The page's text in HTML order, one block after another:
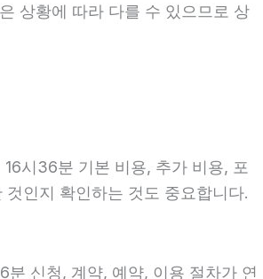
상황에 따라 다를 수 있으므로 상
시36분 기본 비용, 추가 비용, 포
인지 확인하는 것도 중요합니다.
신청, 계약, 예약, 이용 절차가 연